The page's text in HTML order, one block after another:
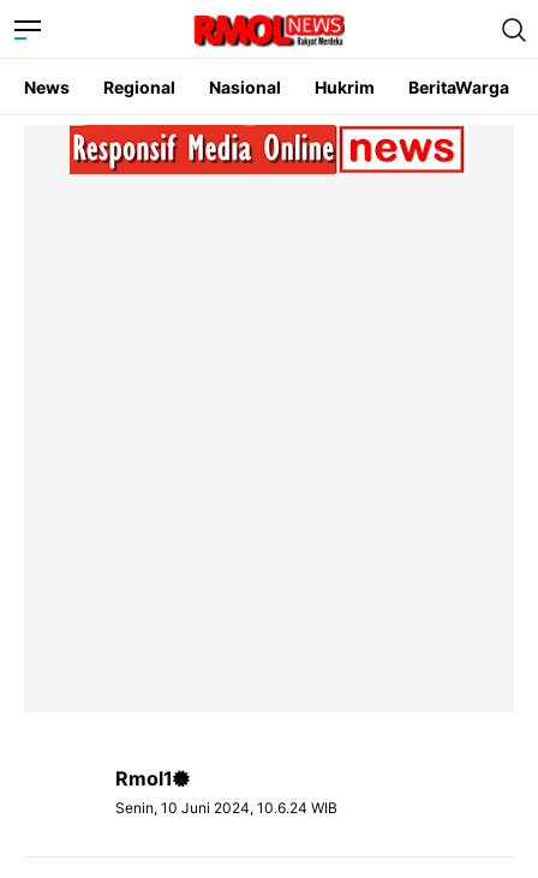
News Regional Nasional Hukrim BeritaWarga
Rmol1
Senin, 10 Juni 2024, 10.6.24 WIB